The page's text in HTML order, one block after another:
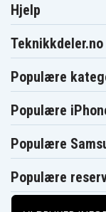
Lenovo Z41
Lenovo
Lenovo
Lenovo
Lenovo
Lenovo
Lenovo
Lenovo
Lenovo
Lenovo
Lenovo
Lenovo
Hjelp
Teknikkdeler.no
Populære
Populære
Populære
Populære